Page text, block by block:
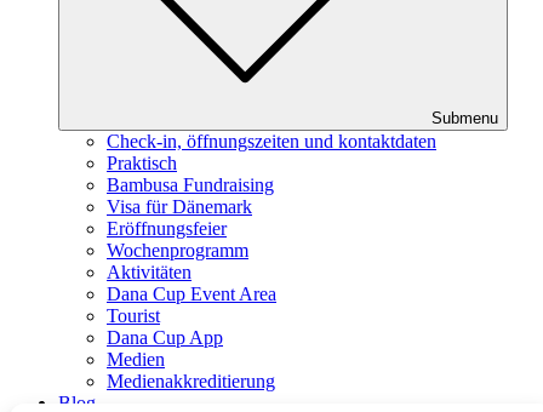
Submenu
Check-in, öffnungszeiten und kontaktdaten
Praktisch
Bambusa Fundraising
Visa für Dänemark
Eröffnungsfeier
Wochenprogramm
Aktivitäten
Dana Cup Event Area
Tourist
Dana Cup App
Medien
Medienakkreditierung
Blog